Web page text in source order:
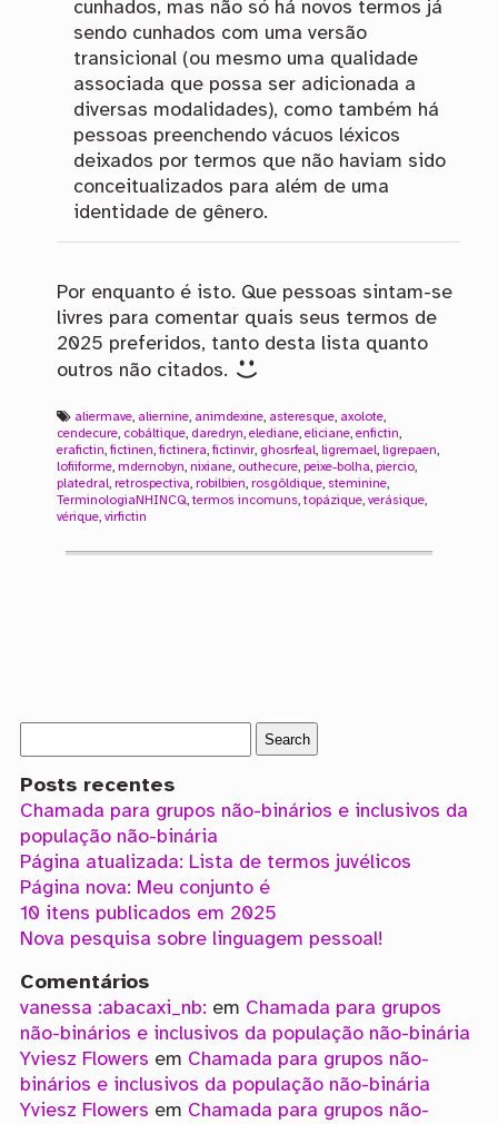
cunhados, mas não só há novos termos já
sendo cunhados com uma versão
transicional (ou mesmo uma qualidade
associada que possa ser adicionada a
diversas modalidades), como também há
pessoas preenchendo vácuos léxicos
deixados por termos que não haviam sido
conceitualizados para além de uma
identidade de gênero.
Por enquanto é isto. Que pessoas sintam-se
livres para comentar quais seus termos de
2025 preferidos, tanto desta lista quanto
outros não citados.
aliermave, aliernine, animdexine, asteresque, axolote,
cendecure, cobáltique, daredryn, elediane, eliciane, enfictin,
erafictin,fictinen,fictinera,fictinvir, ghosrfeal, ligremael, ligrepaen,
lofiiforme, mdernobyn, nixiane, outhecure, peixe-bolha, piercio,
platedral, retrospectiva, robilbien, rosgôldique, steminine,
TerminologiaNHINCQ,termos incomuns,topázique, verásique,
vérique, virfictin
Posts recentes
Chamada para grupos não-binários e inclusivos da
população não-binária
Página atualizada: Lista de termos juvélicos
Página nova: Meu conjunto é
10 itens publicados em 2025
Nova pesquisa sobre linguagem pessoal!
Comentários
vanessa :abacaxi_nb: em Chamada para grupos
não-binários e inclusivos da população não-binária
Yviesz Flowers em Chamada para grupos não-
binários e inclusivos da população não-binária
Yviesz Flowers em Chamada para grupos não-